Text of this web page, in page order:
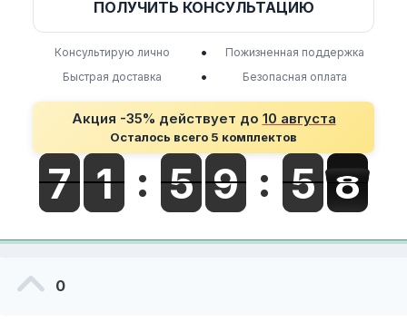
ПОЛУЧИТЬ КОНСУЛЬТАЦИЮ
Консультирую лично •
Пожизненная поддержка
Быстрая доставка
• Безопасная оплата
Акция -35% действует до 10 августа
Осталось всего 5 комплектов
0